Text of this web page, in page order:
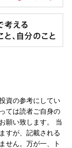
資の参考にしてい
ては読者ご自身の
願い致します。 当
すが、記載される
せん。万が一、ト